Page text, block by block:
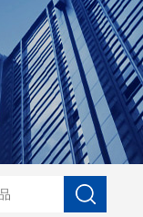
EDX1800BRohs指令环